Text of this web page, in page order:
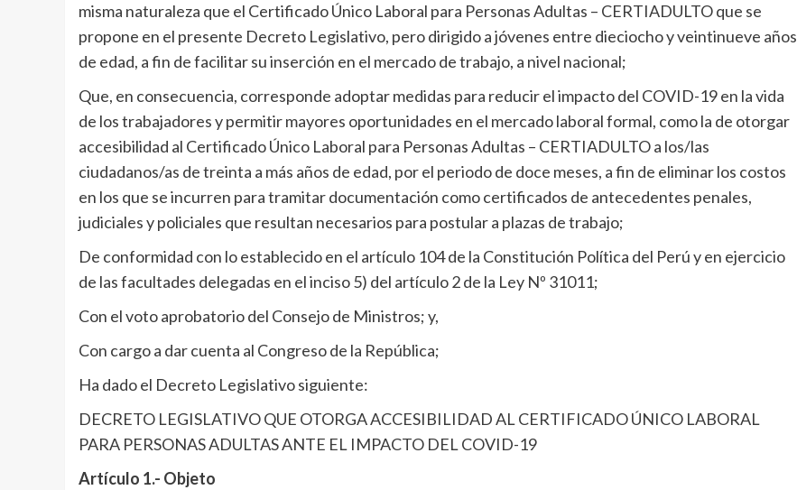
misma naturaleza que el Certificado Único Laboral para Personas Adultas – CERTIADULTO que se
propone en el presente Decreto Legislativo, pero dirigido a jóvenes entre dieciocho y veintinueve años
de edad, a fin de facilitar su inserción en el mercado de trabajo, a nivel nacional;
Que, en consecuencia, corresponde adoptar medidas para reducir el impacto del COVID-19 en la vida
de los trabajadores y permitir mayores oportunidades en el mercado laboral formal, como la de otorgar
accesibilidad al Certificado Único Laboral para Personas Adultas – CERTIADULTO a los/las
ciudadanos/as de treinta a más años de edad, por el periodo de doce meses, a fin de eliminar los costos
en los que se incurren para tramitar documentación como certificados de antecedentes penales,
judiciales y policiales que resultan necesarios para postular a plazas de trabajo;
De conformidad con lo establecido en el artículo 104 de la Constitución Política del Perú y en ejercicio
de las facultades delegadas en el inciso 5) del artículo 2 de la Ley Nº 31011;
Con el voto aprobatorio del Consejo de Ministros; y,
Con cargo a dar cuenta al Congreso de la República;
Ha dado el Decreto Legislativo siguiente:
DECRETO LEGISLATIVO QUE OTORGA ACCESIBILIDAD AL CERTIFICADO ÚNICO LABORAL
PARA PERSONAS ADULTAS ANTE EL IMPACTO DEL COVID-19
Artículo 1.- Objeto